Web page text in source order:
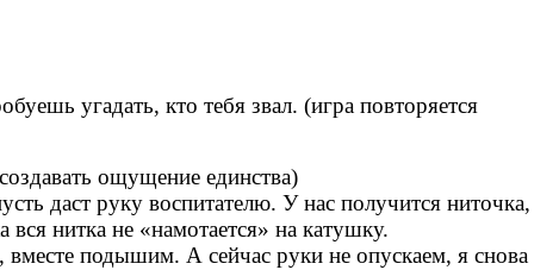
угадать, кто тебя звал. (игра повторяется
ощущение единства)
даст руку воспитателю. У нас получится ниточка,
нитка не «намотается» на катушку.
подышим. А сейчас руки не опускаем, я снова